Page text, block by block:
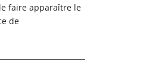
faire apparaître le
de